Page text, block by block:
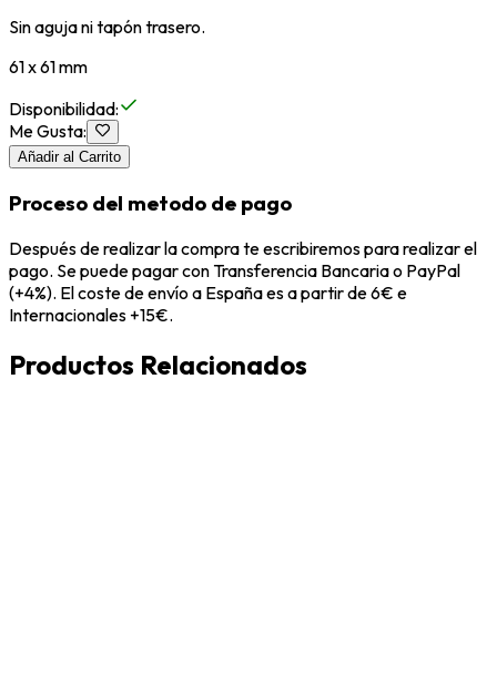
Sin aguja ni tapón trasero.
61 x 61 mm
Disponibilidad:
Me Gusta:
Añadir al Carrito
Proceso del metodo de pago
Después de realizar la compra te escribiremos para realizar el
pago. Se puede pagar con Transferencia Bancaria o PayPal
(+4%). El coste de envío a España es a partir de 6€ e
Internacionales +15€.
Productos Relacionados